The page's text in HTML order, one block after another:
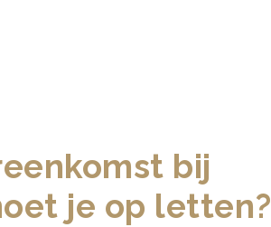
bij
je op letten?